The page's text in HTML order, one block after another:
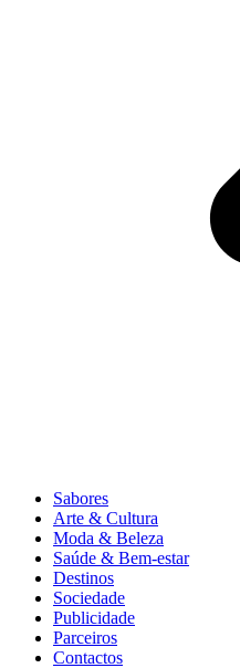
Sabores
Arte & Cultura
Moda & Beleza
Saúde & Bem-estar
Destinos
Sociedade
Publicidade
Parceiros
Contactos